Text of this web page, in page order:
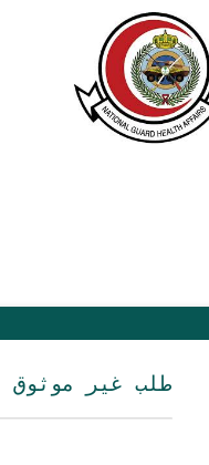
.. طلب غير موثوق